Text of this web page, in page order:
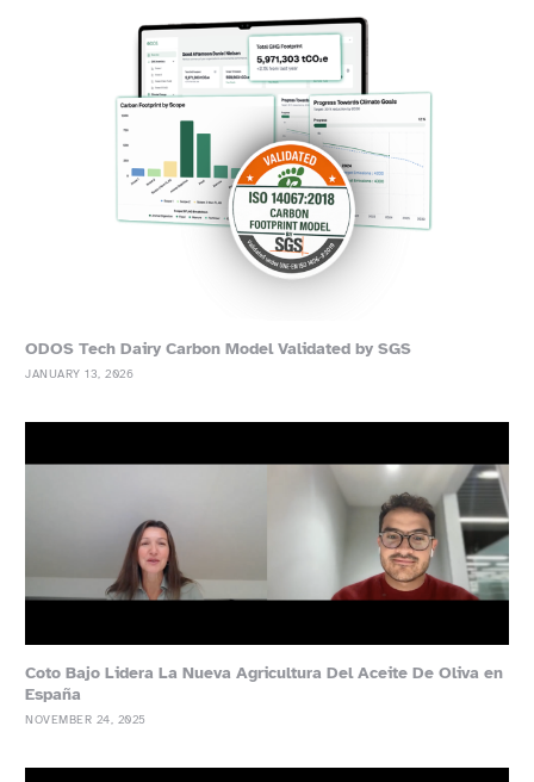
ODOS Tech Dairy Carbon Model Validated by SGS
JANUARY 13, 2026
Coto Bajo Lidera La Nueva Agricultura Del Aceite De Oliva en
España
NOVEMBER 24, 2025